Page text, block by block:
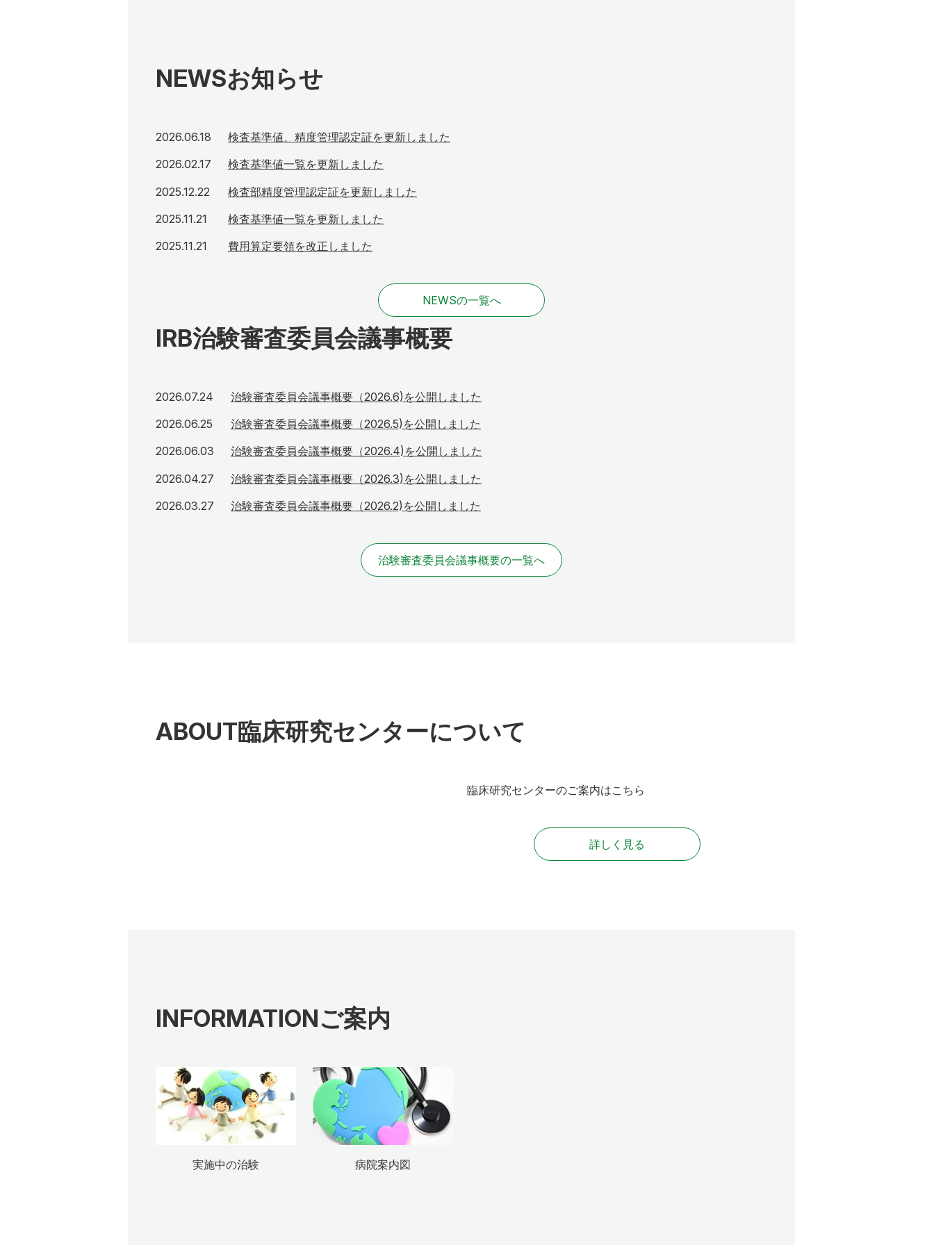
NEWSお知らせ
2026.06.18 2026年6月18日
検査基準値、精度管理認定証を更新しました
2026.02.17 2026年2月17日
検査基準値一覧を更新しました
2025.12.22 2025年12月22日
検査部精度管理認定証を更新しました
2025.11.21 2025年11月21日
検査基準値一覧を更新しました
2025.11.21 2025年11月21日
費用算定要領を改正しました
NEWSの一覧へ
IRB治験審査委員会議事概要
2026.07.24 2026年7月24日
治験審査委員会議事概要（2026.6)を公開しました
2026.06.25 2026年6月25日
治験審査委員会議事概要（2026.5)を公開しました
2026.06.03 2026年6月3日
治験審査委員会議事概要（2026.4)を公開しました
2026.04.27 2026年4月27日
治験審査委員会議事概要（2026.3)を公開しました
2026.03.27 2026年3月27日
治験審査委員会議事概要（2026.2)を公開しました
治験審査委員会議事概要の一覧へ
ABOUT臨床研究センターについて
臨床研究センターのご案内はこちら
詳しく見る
INFORMATIONご案内
実施中の治験 病院案内図